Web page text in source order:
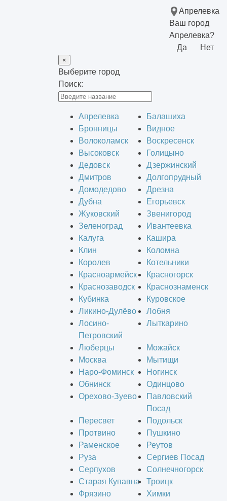
Апрелевка
Ваш город
Апрелевка?
Да
Нет
×
Выберите город
Поиск:
Апрелевка
Балашиха
Бронницы
Видное
Волоколамск
Воскресенск
Высоковск
Голицыно
Дедовск
Дзержинский
Дмитров
Долгопрудный
Домодедово
Дрезна
Дубна
Егорьевск
Жуковский
Звенигород
Зеленоград
Ивантеевка
Калуга
Кашира
Клин
Коломна
Королев
Котельники
Красноармейск
Красногорск
Краснозаводск
Краснознаменск
Кубинка
Куровское
Ликино-Дулёво
Лобня
Лосино-
Петровский
Лыткарино
Люберцы
Можайск
Москва
Мытищи
Наро-Фоминск
Ногинск
Обнинск
Одинцово
Орехово-Зуево
Павловский
Посад
Пересвет
Подольск
Протвино
Пушкино
Раменское
Реутов
Руза
Сергиев Посад
Серпухов
Солнечногорск
Старая Купавна
Троицк
Фрязино
Химки